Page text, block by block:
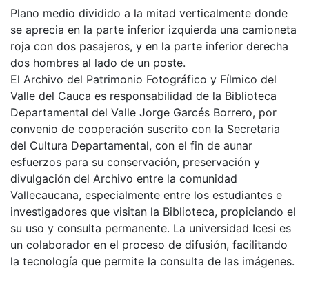
Plano medio dividido a la mitad verticalmente donde
se aprecia en la parte inferior izquierda una camioneta
roja con dos pasajeros, y en la parte inferior derecha
dos hombres al lado de un poste.
El Archivo del Patrimonio Fotográfico y Fílmico del
Valle del Cauca es responsabilidad de la Biblioteca
Departamental del Valle Jorge Garcés Borrero, por
convenio de cooperación suscrito con la Secretaria
del Cultura Departamental, con el fin de aunar
esfuerzos para su conservación, preservación y
divulgación del Archivo entre la comunidad
Vallecaucana, especialmente entre los estudiantes e
investigadores que visitan la Biblioteca, propiciando el
su uso y consulta permanente. La universidad Icesi es
un colaborador en el proceso de difusión, facilitando
la tecnología que permite la consulta de las imágenes.